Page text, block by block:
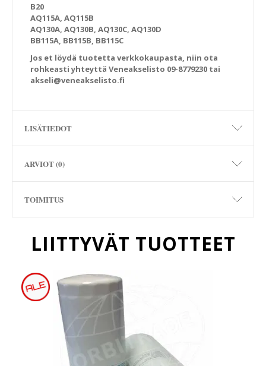
B20
AQ115A, AQ115B
AQ130A, AQ130B, AQ130C, AQ130D
BB115A, BB115B, BB115C
Jos et löydä tuotetta verkkokaupasta, niin ota
rohkeasti yhteyttä Veneakselisto 09-8779230 tai
akseli@veneakselisto.fi
LISÄTIEDOT
ARVIOT (0)
TOIMITUS
LIITTYVÄT TUOTTEET